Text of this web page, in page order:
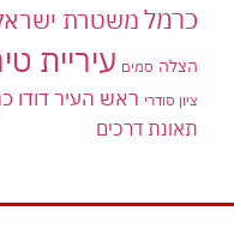
כרמלמשטרת
הצלה סמים עיריית
ציון סודרי ראש העיר דודו
תאונת דרכים